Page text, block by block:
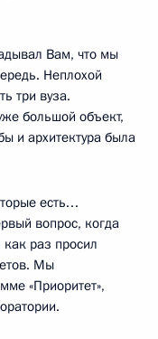
Вам, что мы
Неплохой
три вуза.
большой объект,
и архитектура была
есть…
вопрос, когда
раз просил
Мы
«Приоритет»,